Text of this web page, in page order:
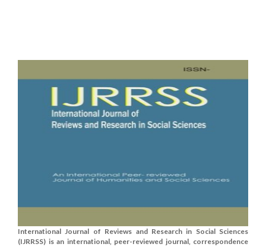
International Journal of Reviews and Research in Social Sciences
(IJRRSS) is an international, peer-reviewed journal, correspondence